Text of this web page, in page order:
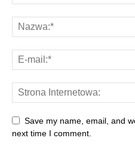
Save my name, email, and
next time I comment.